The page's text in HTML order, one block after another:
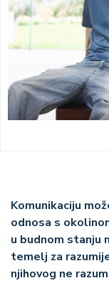
Komunikaciju
odnosa s
u budnom stanju
temelj za
njihovog ne